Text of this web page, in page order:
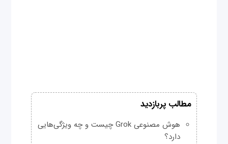
مطالب پربازدید
هوش مصنوعی Grok چیست و چه ویژگی‌هایی
دارد؟